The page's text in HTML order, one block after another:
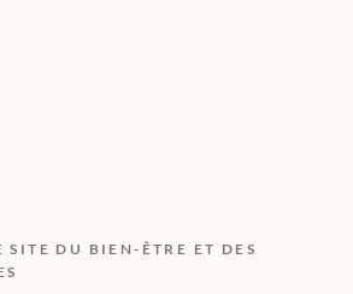
SITE DU BIEN-ÊTRE ET DES